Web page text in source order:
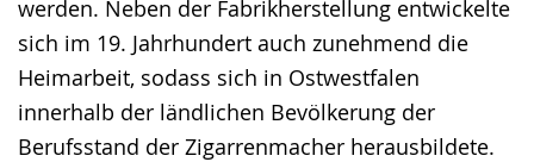
werden. Neben der Fabrikherstellung entwickelte
sich im 19. Jahrhundert auch zunehmend die
Heimarbeit, sodass sich in Ostwestfalen
innerhalb der ländlichen Bevölkerung der
Berufsstand der Zigarrenmacher herausbildete.